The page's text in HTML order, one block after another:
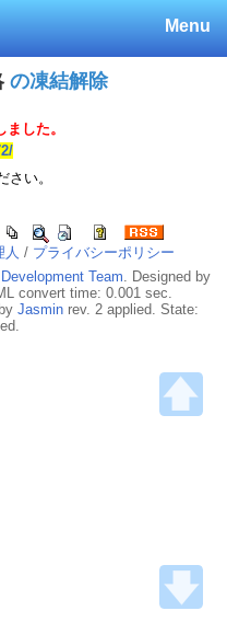
Menu
の凍結解除
した。
い。
人 / プライバシーポリシー
Team. Designed by
convert time: 0.001 sec.
Jasminrev. 2 applied. State: